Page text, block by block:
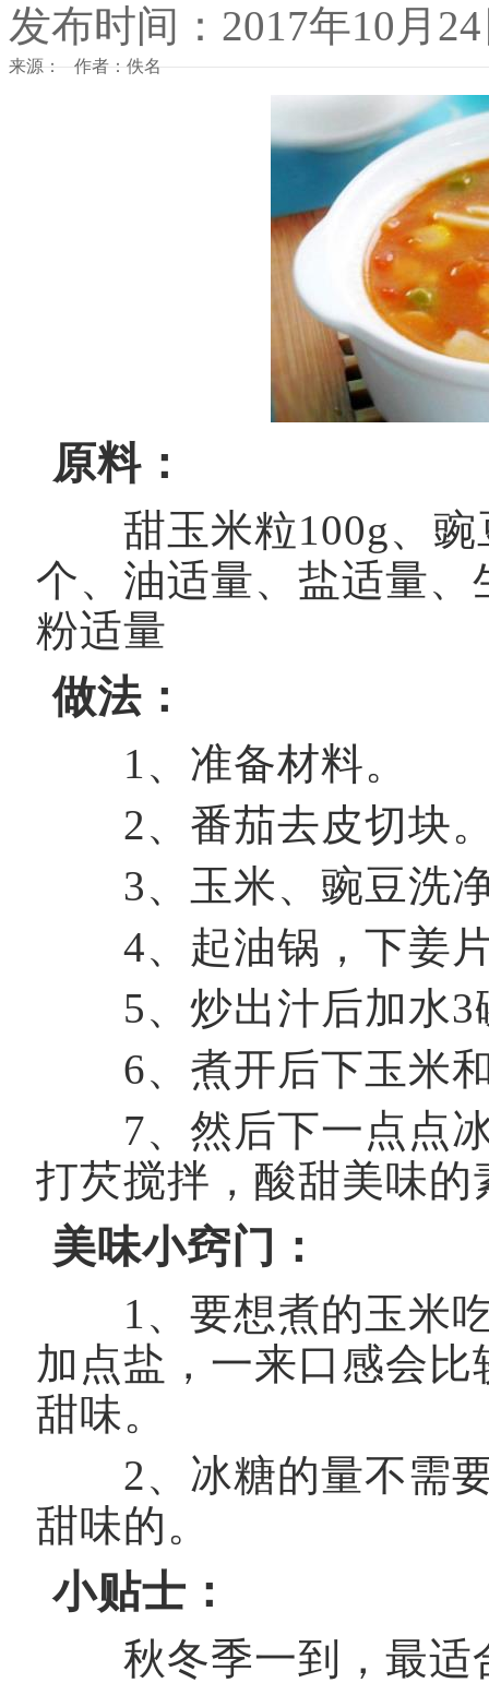
发布时间：2017年10月
来源： 作者：佚名
原料：
甜玉米粒100g、豌
个、油适量、盐适量
粉适量
做法：
1、准备材料。
2、番茄去皮切块。
3、玉米、豌豆洗
4、起油锅，下姜片
5、炒出汁后加水3
6、煮开后下玉米和
7、然后下一点点冰
打芡搅拌，酸甜美味
美味小窍门：
1、要想煮的玉米吃
加点盐，一来口感会
甜味。
2、冰糖的量不需要
甜味的。
小贴士：
秋冬季一到，最适